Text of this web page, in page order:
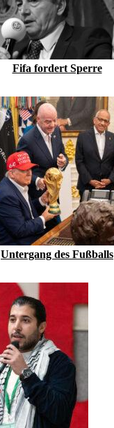
Fifa fordert Sperre
­Untergang des Fußballs